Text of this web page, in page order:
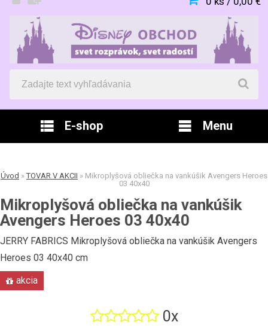
E-shop Menu
Úvod » TOVAR V AKCII » Mikroplyšová obliečka na vankúšik Avengers Heroes
03 40x40
Mikroplyšová obliečka na vankúšik
Avengers Heroes 03 40x40
JERRY FABRICS Mikroplyšová obliečka na vankúšik Avengers
Heroes 03 40x40 cm
akcia
0x